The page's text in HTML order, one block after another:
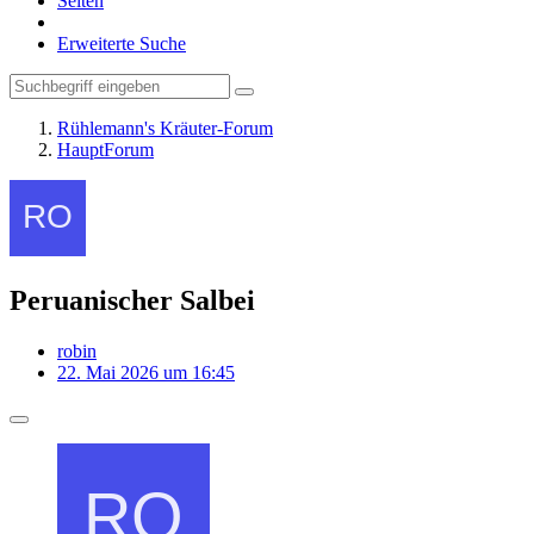
Erweiterte Suche
Rühlemann's Kräuter-Forum
HauptForum
Peruanischer Salbei
robin
22. Mai 2026 um 16:45